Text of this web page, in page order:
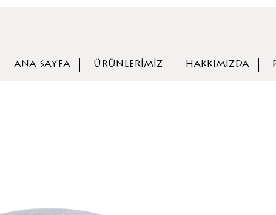
ANA SAYFA ÜRÜNLERİMİZ HAKKIMIZDA